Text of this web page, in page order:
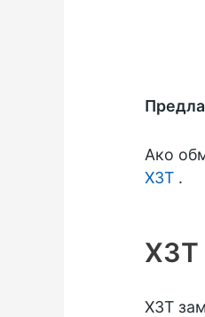
Ако
ХЗТ.
ХЗТ
ХЗТ